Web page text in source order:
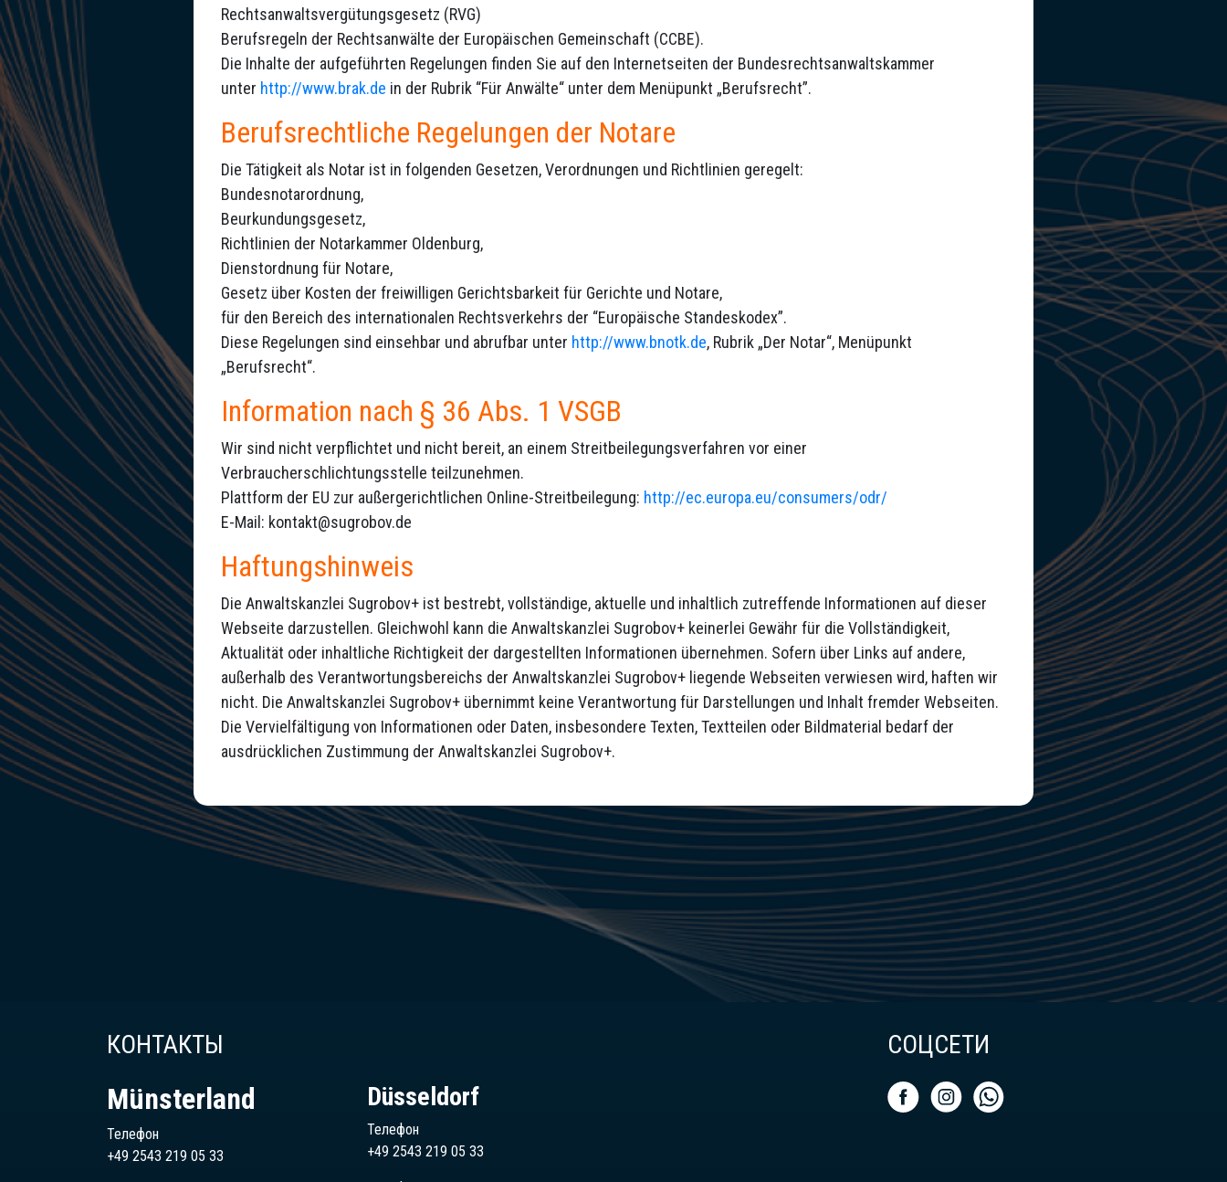
Rechtsanwaltsvergütungsgesetz (RVG)
Berufsregeln der Rechtsanwälte der Europäischen Gemeinschaft (CCBE).
Die Inhalte der aufgeführten Regelungen finden Sie auf den Internetseiten der Bundesrechtsanwaltskammer
unter http://www.brak.de in der Rubrik “Für Anwälte“ unter dem Menüpunkt „Berufsrecht”.
Berufsrechtliche Regelungen der Notare
Die Tätigkeit als Notar ist in folgenden Gesetzen, Verordnungen und Richtlinien geregelt:
Bundesnotarordnung,
Beurkundungsgesetz,
Richtlinien der Notarkammer Oldenburg,
Dienstordnung für Notare,
Gesetz über Kosten der freiwilligen Gerichtsbarkeit für Gerichte und Notare,
für den Bereich des internationalen Rechtsverkehrs der “Europäische Standeskodex”.
Diese Regelungen sind einsehbar und abrufbar unter http://www.bnotk.de, Rubrik „Der Notar“, Menüpunkt
„Berufsrecht“.
Information nach § 36 Abs. 1 VSGB
Wir sind nicht verpflichtet und nicht bereit, an einem Streitbeilegungsverfahren vor einer
Verbraucherschlichtungsstelle teilzunehmen.
Plattform der EU zur außergerichtlichen Online-Streitbeilegung: http://ec.europa.eu/consumers/odr/
E-Mail: kontakt@sugrobov.de
Haftungshinweis
Die Anwaltskanzlei Sugrobov+ ist bestrebt, vollständige, aktuelle und inhaltlich zutreffende Informationen auf dieser
Webseite darzustellen. Gleichwohl kann die Anwaltskanzlei Sugrobov+ keinerlei Gewähr für die Vollständigkeit,
Aktualität oder inhaltliche Richtigkeit der dargestellten Informationen übernehmen. Sofern über Links auf andere,
außerhalb des Verantwortungsbereichs der Anwaltskanzlei Sugrobov+ liegende Webseiten verwiesen wird, haften wir
nicht. Die Anwaltskanzlei Sugrobov+ übernimmt keine Verantwortung für Darstellungen und Inhalt fremder Webseiten.
Die Vervielfältigung von Informationen oder Daten, insbesondere Texten, Textteilen oder Bildmaterial bedarf der
ausdrücklichen Zustimmung der Anwaltskanzlei Sugrobov+.
КОНТАКТЫ
Münsterland
Телефон
+49 2543 219 05 33
Düsseldorf
Телефон
+49 2543 219 05 33
СОЦСЕТИ